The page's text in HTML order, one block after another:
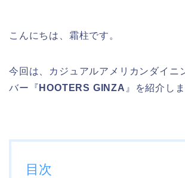
こんにちは、霜柱です。
今回は、カジュアルアメリカンダイニ
バー『 HOOTERS GINZA 』を紹介しま
目次